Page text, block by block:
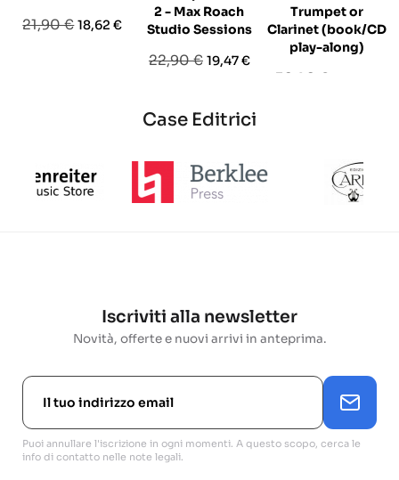
Prezzo
21,90 €Prezzo
18,62 €
2 - Max Roach
Studio Sessions
Prezzo
22,90 € Prezzo
19,47 €
Trumpet or
Clarinet (book/CD
play-along)
Prezzo
32,90 €
Case Editrici
Iscriviti alla newsletter
Novità, offerte e nuovi arrivi in anteprima.
Puoi annullare l'iscrizione in ogni momenti. A questo scopo, cerca le
info di contatto nelle note legali.